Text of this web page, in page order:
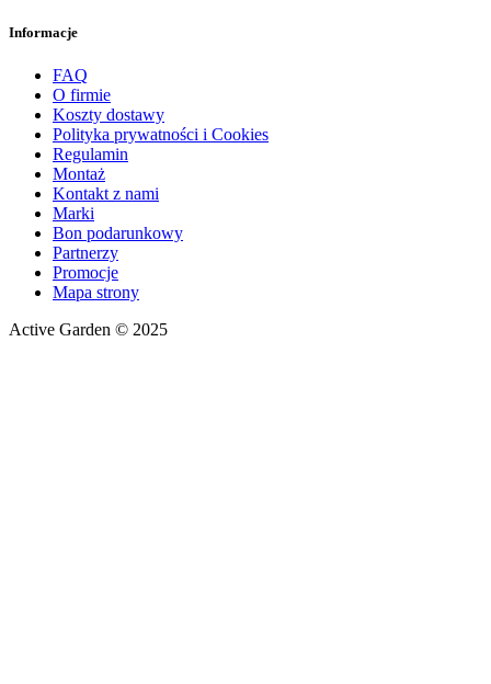
Informacje
FAQ
O firmie
Koszty dostawy
Polityka prywatności i Cookies
Regulamin
Montaż
Kontakt z nami
Marki
Bon podarunkowy
Partnerzy
Promocje
Mapa strony
Active Garden © 2025